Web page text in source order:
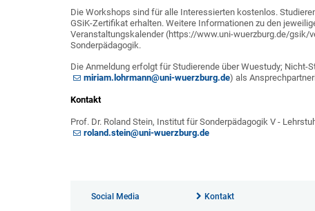
Die Workshops sind für alle Interessierten kostenlos.
GSiK-Zertifikat erhalten. Weitere Informationen zu den
Veranstaltungskalender (https://www.uni-wuerzburg.de/gsik/
Sonderpädagogik.
Die Anmeldung erfolgt für Studierende über Wuestudy; Nicht-
miriam.lohrmann@uni-wuerzburg.de) als
Kontakt
Prof. Dr. Roland Stein, Institut für Sonderpädagogik V -
roland.stein@uni-wuerzburg.de
Social Media Kontakt